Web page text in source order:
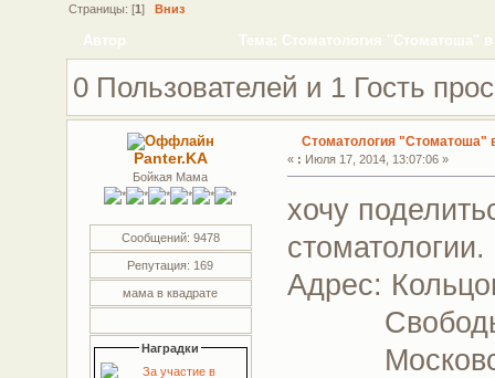
Страницы: [1] Вниз
Автор Тема: Стоматология "Стоматоша"
0 Пользователей и 1 Гость
Panter.KA
Бойкая Мама
Сообщений: 9478
Репутация: 169
мама в квадрате
Наградки
Стоматология "Стоматоша"
« : Июля 17, 2014, 13:07:06 »
хочу
стоматологии.
Адрес:
Свободы